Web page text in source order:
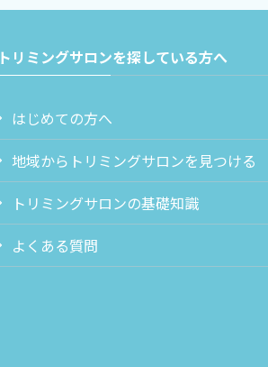
トリミングサロンを探している方へ
はじめての方へ
地域からトリミングサロンを見つける
トリミングサロンの基礎知識
よくある質問